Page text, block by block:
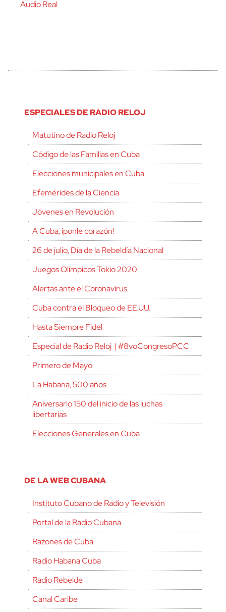
Audio Real
ESPECIALES DE RADIO RELOJ
Matutino de Radio Reloj
Código de las Familias en Cuba
Elecciones municipales en Cuba
Efemérides de la Ciencia
Jóvenes en Revolución
A Cuba, ¡ponle corazón!
26 de julio, Día de la Rebeldía Nacional
Juegos Olímpicos Tokio 2020
Alertas ante el Coronavirus
Cuba contra el Bloqueo de EE.UU.
Hasta Siempre Fidel
Especial de Radio Reloj | #8voCongresoPCC
Primero de Mayo
La Habana, 500 años
Aniversario 150 del inicio de las luchas
libertarias
Elecciones Generales en Cuba
DE LA WEB CUBANA
Instituto Cubano de Radio y Televisión
Portal de la Radio Cubana
Razones de Cuba
Radio Habana Cuba
Radio Rebelde
Canal Caribe